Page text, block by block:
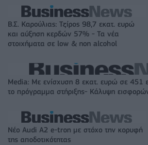
Β.Σ. Καρούλιας: Τζίρος 98,7 εκατ. ευρώ
και αύξηση κερδών 57% - Τα νέα
στοιχήματα σε low & non alcohol
Media: Με ενίσχυση 8 εκατ. ευρώ σε 451
το πρόγραμμα στήριξης- Κάλυψη
Νέο Audi A2 e-tron με στόχο την κορυφή
της αποδοτικότητας